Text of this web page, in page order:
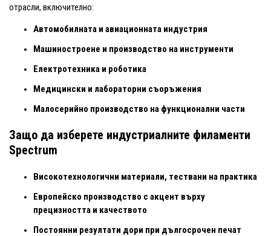
отрасли, включително:
Автомобилната и авиационната индустрия
Машиностроене и производство на инструменти
Електротехника и роботика
Медицински и лабораторни съоръжения
Малосерийно производство на функционални части
Защо да изберете индустриалните филаменти
Spectrum
Високотехнологични материали, тествани на практика
Европейско производство с акцент върху
прецизността и качеството
Постоянни резултати дори при дългосрочен печат